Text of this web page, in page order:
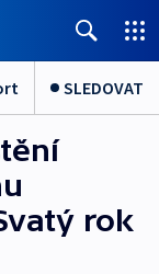
SLEDOVAT
rok